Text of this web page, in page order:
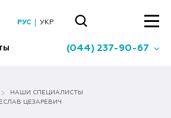
РУС УКР
(044) 237-90-67
НАШИ СПЕЦИАЛИСТЫ
ЦЕЗАРЕВИЧ